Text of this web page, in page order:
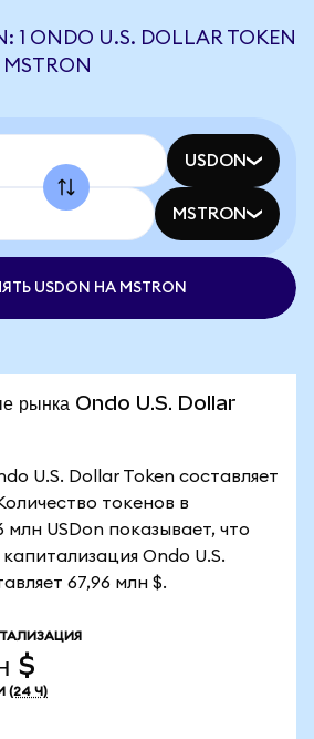
1 ONDO U.S. DOLLAR TOKEN
USDON
MSTRON
USDON НА MSTRON
рынка Ondo U.S. Dollar
U.S. Dollar Token составляет
токенов в
USDon показывает, что
Ondo U.S.
67,96 млн $.
$
(24 Ч)